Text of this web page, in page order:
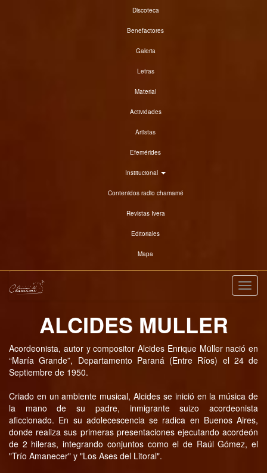
Discoteca
Benefactores
Galeria
Letras
Material
Actividades
Artistas
Efemérides
Institucional
Contenidos radio chamamé
Revistas Ivera
Editoriales
Mapa
ALCIDES MULLER
Acordeonista, autor y compositor Alcides Enrique Müller nació en
“María Grande”, Departamento Paraná (Entre Ríos) el 24 de
Septiembre de 1950.
Criado en un ambiente musical, Alcides se inició en la música de
la mano de su padre, inmigrante suizo acordeonista
aficcionado. En su adolecescencia se radica en Buenos Aires,
donde realiza sus primeras presentaciones ejecutando acordeón
de 2 hileras, integrando conjuntos como el de Raúl Gómez, el
"Trío Amanecer" y "Los Ases del Litoral".